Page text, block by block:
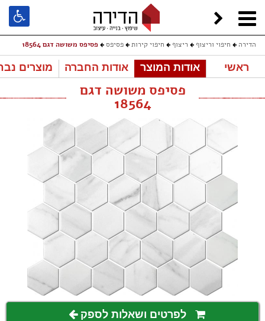
הדירה חיפוי וריצוף ריצוף חיפוי קירות פסיפס פסיפס משושה דגם 18564
ראשי אודות המוצר אודות החברה מוצרים
פסיפס משושה דגם
18564
לפרטים ושאלות לספק